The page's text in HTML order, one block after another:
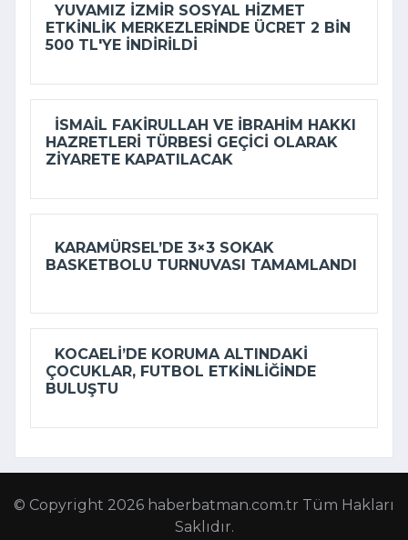
YUVAMIZ İZMIR SOSYAL HIZMET
ETKINLIK MERKEZLERINDE ÜCRET 2 BIN
500 TL'YE INDIRILDI
İSMAIL FAKIRULLAH VE İBRAHIM HAKKI
HAZRETLERI TÜRBESI GEÇICI OLARAK
ZIYARETE KAPATILACAK
KARAMÜRSEL’DE 3×3 SOKAK
BASKETBOLU TURNUVASI TAMAMLANDI
KOCAELI’DE KORUMA ALTINDAKI
ÇOCUKLAR, FUTBOL ETKINLIĞINDE
BULUŞTU
© Copyright 2026 haberbatman.com.tr Tüm Hakları
Saklıdır.